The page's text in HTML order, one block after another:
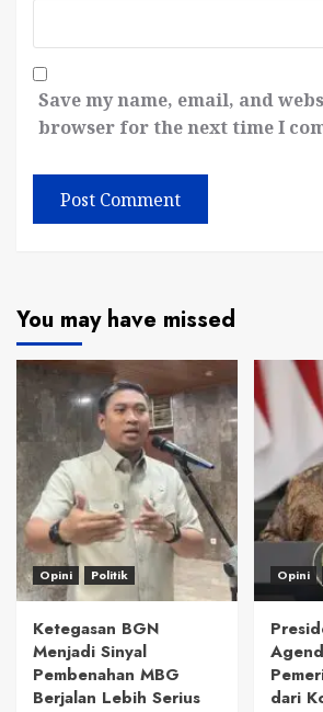
Save my name, email, and
browser for the next time I
You may have missed
Opini Politik
Ketegasan BGN
Menjadi Sinyal
Pembenahan MBG
Berjalan Lebih Serius
Opini
dari